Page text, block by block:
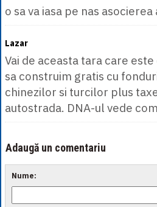
o sa va iasa pe nas asocierea
Lazar
Vai de aceasta tara care
sa construim gratis cu
chinezilor si turcilor plus
autostrada. DNA-ul vede
Adaugă un comentariu
Nume: